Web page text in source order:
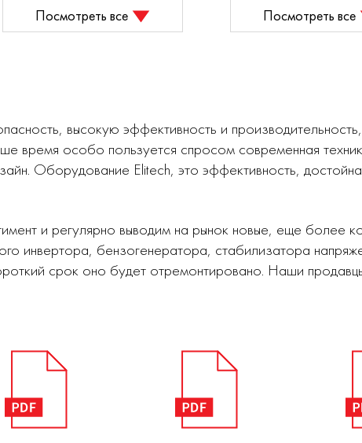
Посмотреть все
Посмотреть все
высокую эффективность и
время особо пользуется спросом современная
Оборудование Elitech, это эффективность,
и регулярно выводим на рынок новые, еще более
инвертора, бензогенератора, стабилизатора
срок оно будет отремонтировано. Наши